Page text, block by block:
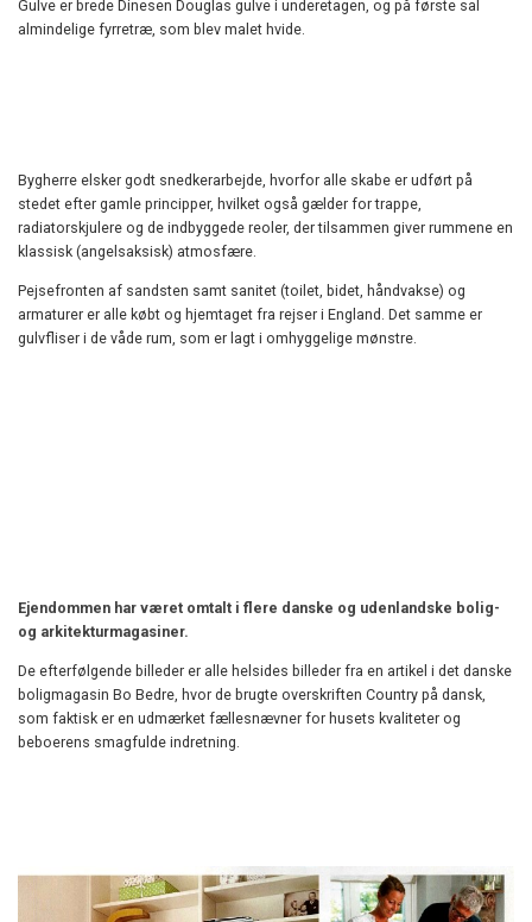
Gulve er brede Dinesen Douglas gulve i underetagen, og på første sal
almindelige fyrretræ, som blev malet hvide.
Bygherre elsker godt snedkerarbejde, hvorfor alle skabe er udført på
stedet efter gamle principper, hvilket også gælder for trappe,
radiatorskjulere og de indbyggede reoler, der tilsammen giver rummene en
klassisk (angelsaksisk) atmosfære.
Pejsefronten af sandsten samt sanitet (toilet, bidet, håndvakse) og
armaturer er alle købt og hjemtaget fra rejser i England. Det samme er
gulvfliser i de våde rum, som er lagt i omhyggelige mønstre.
Ejendommen har været omtalt i flere danske og udenlandske bolig-
og arkitekturmagasiner.
De efterfølgende billeder er alle helsides billeder fra en artikel i det danske
boligmagasin Bo Bedre, hvor de brugte overskriften Country på dansk,
som faktisk er en udmærket fællesnævner for husets kvaliteter og
beboerens smagfulde indretning.